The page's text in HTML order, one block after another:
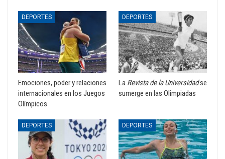
DEPORTES
Emociones, poder y relaciones
internacionales en los Juegos
Olímpicos
DEPORTES
La Revista de la Universidadse
sumerge en las Olimpiadas
DEPORTES DEPORTES